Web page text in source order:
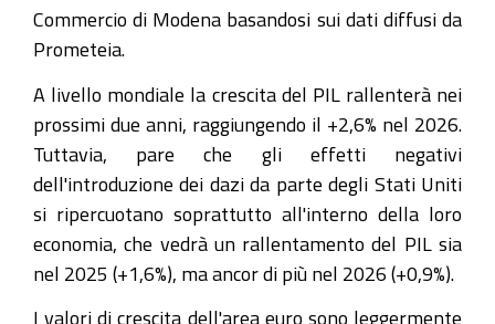
Commercio di Modena basandosi sui dati diffusi da
Prometeia.
A livello mondiale la crescita del PIL rallenterà nei
prossimi due anni, raggiungendo il +2,6% nel 2026.
Tuttavia, pare che gli effetti negativi
dell'introduzione dei dazi da parte degli Stati Uniti
si ripercuotano soprattutto all'interno della loro
economia, che vedrà un rallentamento del PIL sia
nel 2025 (+1,6%), ma ancor di più nel 2026 (+0,9%).
I valori di crescita dell'area euro sono leggermente